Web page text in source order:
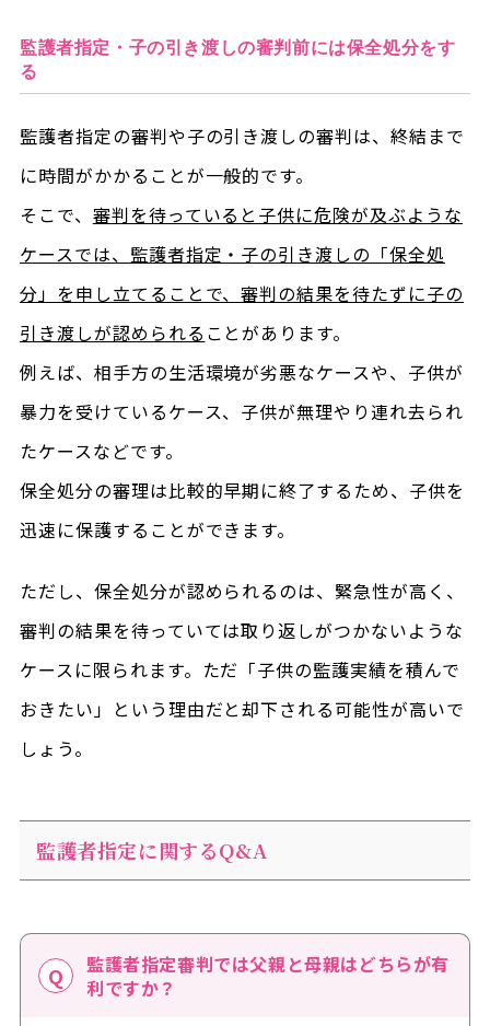
監護者指定・子の引き渡しの審判前には保全処分をす
る
監護者指定の審判や子の引き渡しの審判は、終結まで
に時間がかかることが一般的です。
そこで、 審判を待っていると子供に危険が及ぶような
ケースでは、監護者指定・子の引き渡しの「保全処
分」を申し立てることで、審判の結果を待たずに子の
引き渡しが認められる ことがあります。
例えば、相手方の生活環境が劣悪なケースや、子供が
暴力を受けているケース、子供が無理やり連れ去られ
たケースなどです。
保全処分の審理は比較的早期に終了するため、子供を
迅速に保護することができます。
ただし、保全処分が認められるのは、緊急性が高く、
審判の結果を待っていては取り返しがつかないような
ケースに限られます。ただ「子供の監護実績を積んで
おきたい」という理由だと却下される可能性が高いで
しょう。
監護者指定に関するQ&A
監護者指定審判では父親と母親はどちらが有
利ですか？